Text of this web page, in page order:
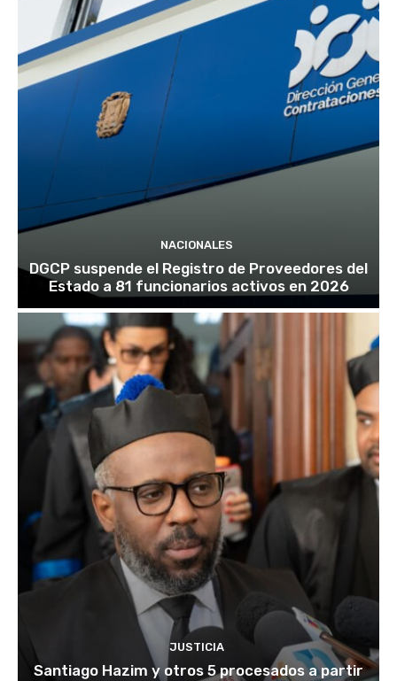
NACIONALES
DGCP suspende el Registro de Proveedores del
Estado a 81 funcionarios activos en 2026
JUSTICIA
Santiago Hazim y otros 5 procesados a partir